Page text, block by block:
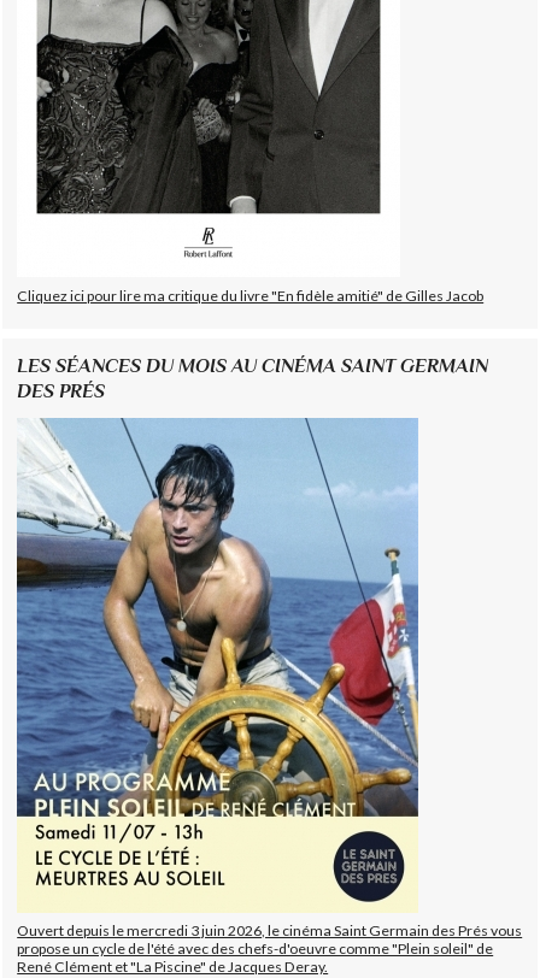
Cliquez ici pour lire ma critique du livre "En fidèle amitié" de Gilles Jacob
LES SÉANCES DU MOIS AU CINÉMA SAINT GERMAIN
DES PRÉS
Ouvert depuis le mercredi 3 juin 2026, le cinéma Saint Germain des Prés vous
propose un cycle de l'été avec des chefs-d'oeuvre comme "Plein soleil" de
René Clément et "La Piscine" de Jacques Deray.